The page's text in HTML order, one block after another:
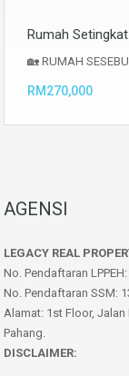
Rumah
🏡 RUMAH
RM270,000
AGENSI
LEGACY REAL
No. Pendaftaran
No. Pendaftaran SSM:
Alamat: 1st Floor, Jalan
Pahang.
DISCLAIMER: